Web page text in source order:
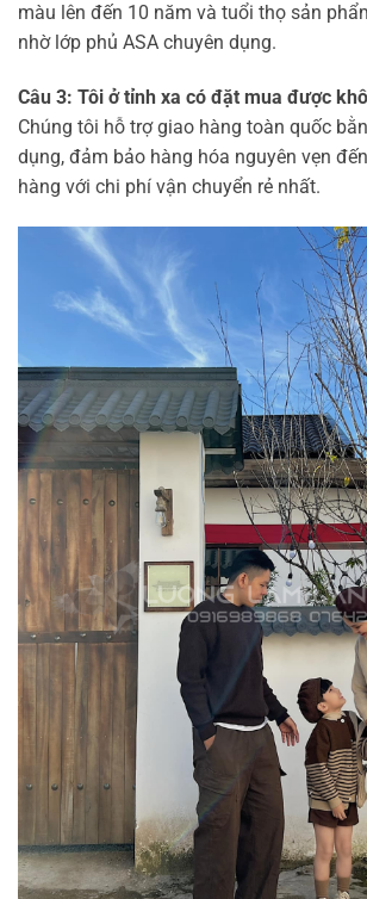
màu lên đến 10 năm và tuổi thọ sản
nhờ lớp phủ ASA chuyên dụng.
Câu 3: Tôi ở tỉnh xa có đặt mua được
Chúng tôi hỗ trợ giao hàng toàn quốc
dụng, đảm bảo hàng hóa nguyên vẹn
hàng với chi phí vận chuyển rẻ nhất.